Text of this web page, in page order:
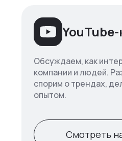
Обсуждаем, как
компании и людей.
спорим о трендах,
опытом.
Смотреть